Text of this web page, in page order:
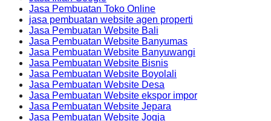
Jasa Pembuatan Toko Online
jasa pembuatan website agen properti
Jasa Pembuatan Website Bali
Jasa Pembuatan Website Banyumas
Jasa Pembuatan Website Banyuwangi
Jasa Pembuatan Website Bisnis
Jasa Pembuatan Website Boyolali
Jasa Pembuatan Website Desa
Jasa Pembuatan Website ekspor impor
Jasa Pembuatan Website Jepara
Jasa Pembuatan Website Jogja